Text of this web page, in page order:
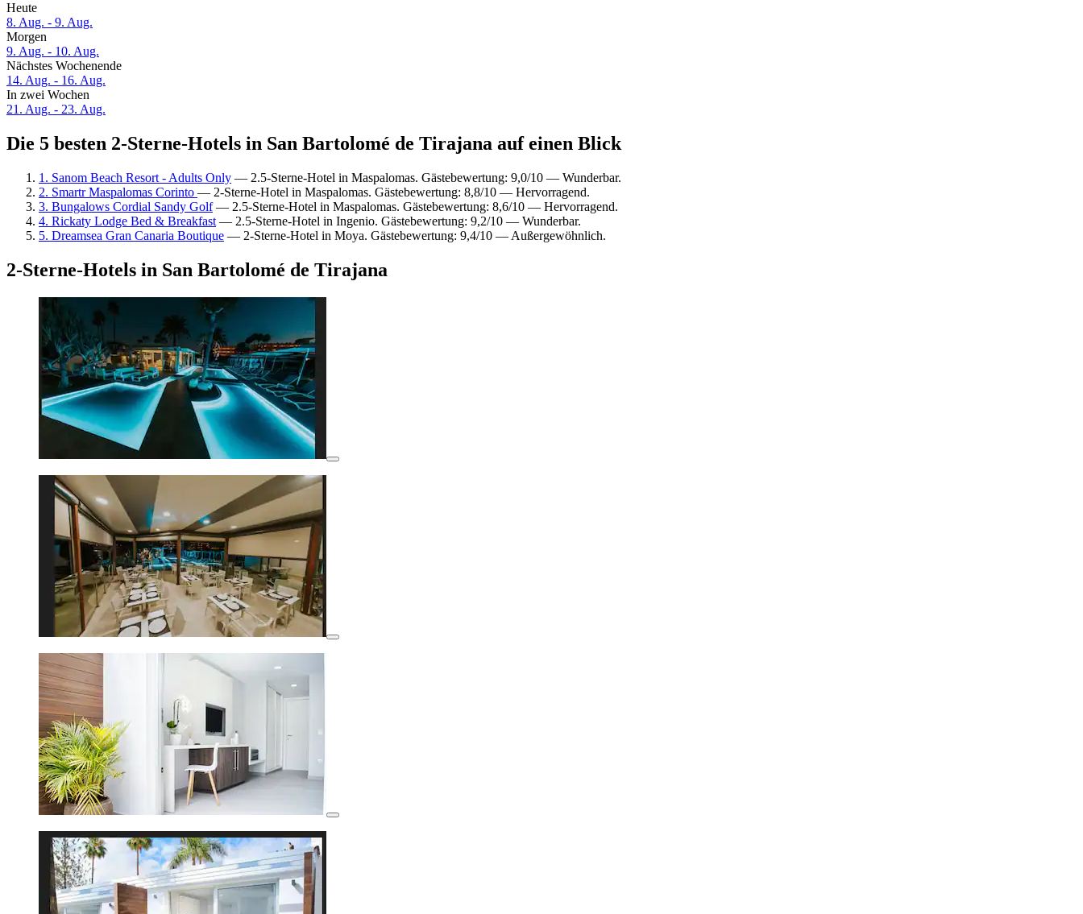
Heute
8. Aug. - 9. Aug.
Morgen
9. Aug. - 10. Aug.
Nächstes Wochenende
14. Aug. - 16. Aug.
In zwei Wochen
21. Aug. - 23. Aug.
Die 5 besten 2-Sterne-Hotels in San Bartolomé de Tirajana auf einen Blick
1. Sanom Beach Resort - Adults Only — 2.5-Sterne-Hotel in Maspalomas. Gästebewertung: 9,0/10 — Wunderbar.
2. Smartr Maspalomas Corinto — 2-Sterne-Hotel in Maspalomas. Gästebewertung: 8,8/10 — Hervorragend.
3. Bungalows Cordial Sandy Golf— 2.5-Sterne-Hotel in Maspalomas. Gästebewertung: 8,6/10 — Hervorragend.
4. Rickaty Lodge Bed & Breakfast — 2.5-Sterne-Hotel in Ingenio. Gästebewertung: 9,2/10 — Wunderbar.
5. Dreamsea Gran Canaria Boutique — 2-Sterne-Hotel in Moya. Gästebewertung: 9,4/10 — Außergewöhnlich.
2-Sterne-Hotels in San Bartolomé de Tirajana